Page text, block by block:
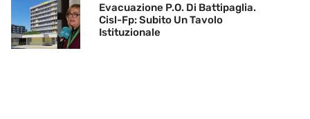
Evacuazione P.O. Di Battipaglia.
Cisl-Fp: Subito Un Tavolo
Istituzionale